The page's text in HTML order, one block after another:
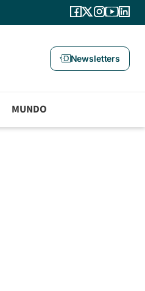
Newsletters
MUNDO